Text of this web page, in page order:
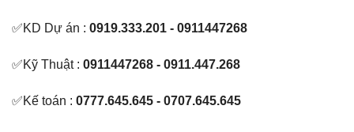
✅KD Dự án : 0919.333.201 - 0911447268
✅Kỹ Thuật : 0911447268 - 0911.447.268
✅Kế toán : 0777.645.645 - 0707.645.645